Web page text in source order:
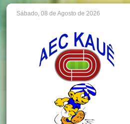
Sábado, 08 de Agosto de 2026